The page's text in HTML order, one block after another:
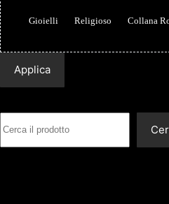
Gioielli Religioso Collana
Applica